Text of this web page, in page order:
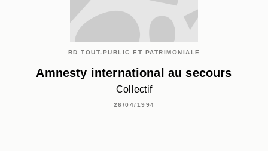
BD TOUT-PUBLIC ET PATRIMONIALE
Amnesty international au secours
Collectif
26/04/1994